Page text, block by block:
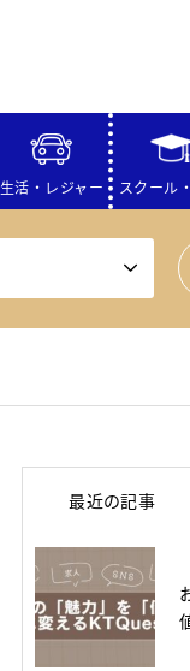
生活・レジャー スクール
最近の記事